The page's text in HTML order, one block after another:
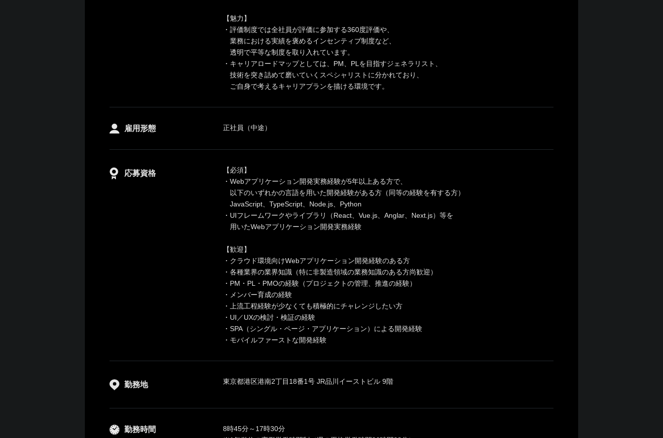
【魅力】
・評価制度では全社員が評価に参加する360度評価や、
業務における実績を褒めるインセンティブ制度など、
透明で平等な制度を取り入れています。
・キャリアロードマップとしては、PM、PLを目指すジェネラリスト、
技術を突き詰めて磨いていくスペシャリストに分かれており、
ご自身で考えるキャリアプランを描ける環境です。
雇用形態 正社員（中途）
応募資格
【必須】
・Webアプリケーション開発実務経験が5年以上ある方で、
以下のいずれかの言語を用いた開発経験がある方（同等の経験を有する方）
JavaScript、TypeScript、Node.js、Python
・UIフレームワークやライブラリ（React、Vue.js、Anglar、Next.js）等を
用いたWebアプリケーション開発実務経験
【歓迎】
・クラウド環境向けWebアプリケーション開発経験のある方
・各種業界の業界知識（特に非製造領域の業務知識のある方尚歓迎）
・PM・PL・PMOの経験（プロジェクトの管理、推進の経験）
・メンバー育成の経験
・上流工程経験が少なくても積極的にチャレンジしたい方
・UI／UXの検討・検証の経験
・SPA（シングル・ページ・アプリケーション）による開発経験
・モバイルファーストな開発経験
勤務地 東京都港区港南2丁目18番1号 JR品川イーストビル 9階
勤務時間
8時45分～17時30分